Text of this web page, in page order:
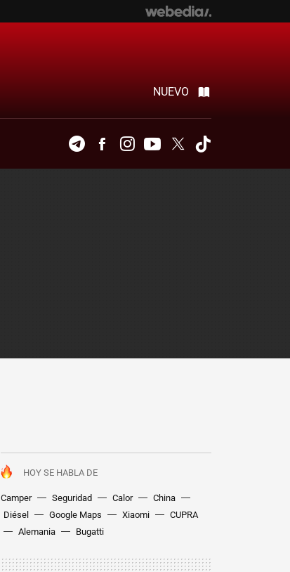
NUEVO
TelegramFacebookInstagramYoutubeTwitter
HOY SE HABLA DE
Camper Seguridad Calor
China
Diésel
Google Maps Xiaomi
CUPRA
Alemania
Bugatti